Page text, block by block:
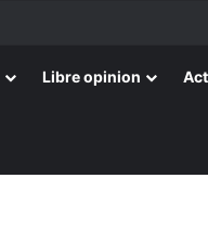
Libre opinion